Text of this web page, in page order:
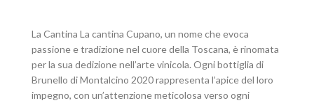
La Cantina La cantina Cupano, un nome che evoca
passione e tradizione nel cuore della Toscana, è rinomata
per la sua dedizione nell’arte vinicola. Ogni bottiglia di
Brunello di Montalcino 2020 rappresenta l’apice del loro
impegno, con un’attenzione meticolosa verso ogni